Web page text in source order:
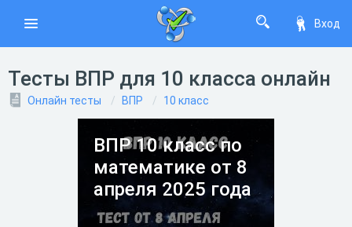
Вход
Тесты ВПР для 10 класса онлайн
Онлайн тесты ВПР 10 класс
ВПР 10 класс по
математике от 8
апреля 2025 года